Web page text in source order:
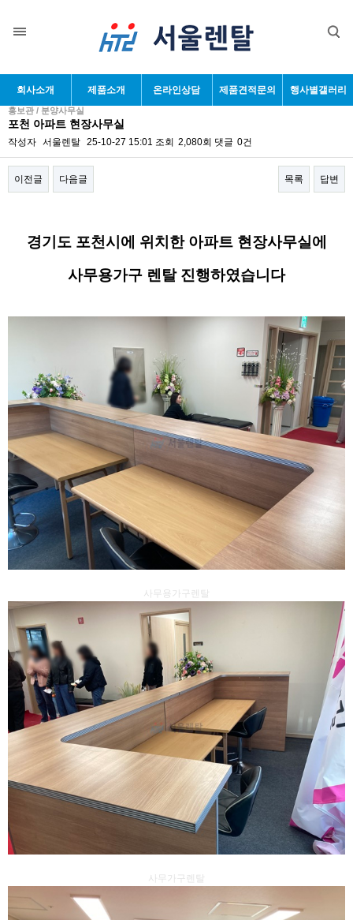
회사소개 제품소개 온라인상담 제품견적문의 행사별갤러리
홍보관 / 분양사무실
포천 아파트 현장사무실
작성자 서울렌탈 25-10-27 15:01 조회 2,080회 댓글 0건
이전글 다음글 목록 답변
경기도 포천시에 위치한 아파트 현장사무실에
사무용가구 렌탈 진행하였습니다
사무용가구렌탈
사무가구렌탈